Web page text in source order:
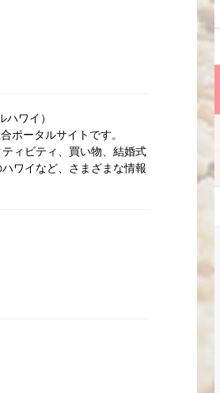
ワイ）
ポータルサイトです。
ィビティ、買い物、結婚式
ワイなど、さまざまな情報